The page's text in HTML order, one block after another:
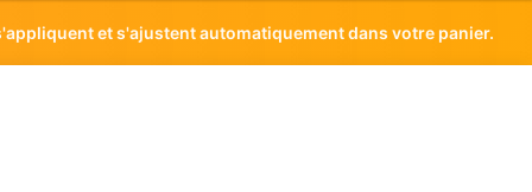
et s'ajustent automatiquement dans votre panier.